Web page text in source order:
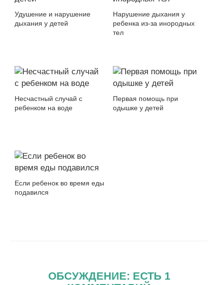
Удушение и нарушение
дыхания у детей
Нарушение дыхания у
ребенка из-за инородных
тел
Несчастный случай с
ребенком на воде
Первая помощь при
одышке у детей
Если ребенок во время еды
подавился
ОБСУЖДЕНИЕ: ЕСТЬ 1